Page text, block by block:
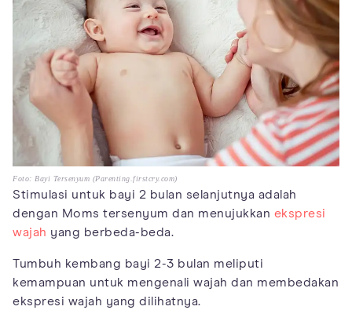
Foto: Bayi Tersenyum (Parenting.firstcry.com)
Stimulasi untuk bayi 2 bulan selanjutnya adalah
dengan Moms tersenyum dan menujukkan ekspresi
wajah yang berbeda-beda.
Tumbuh kembang bayi 2-3 bulan meliputi
kemampuan untuk mengenali wajah dan membedakan
ekspresi wajah yang dilihatnya.